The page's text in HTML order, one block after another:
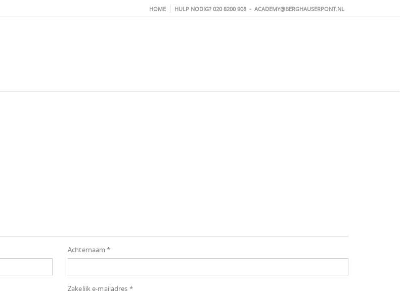
HOME HULP NODIG? 020 8200 908 - ACADEMY@BERGHAUSERPONT.NL
Achternaam *
Zakelijk e-mailadres *